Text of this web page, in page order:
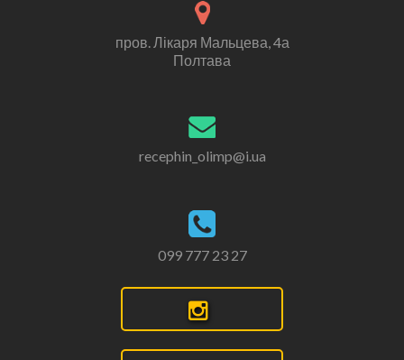
пров. Лікаря Мальцева, 4а
Полтава
recephin_olimp@i.ua
099 777 23 27